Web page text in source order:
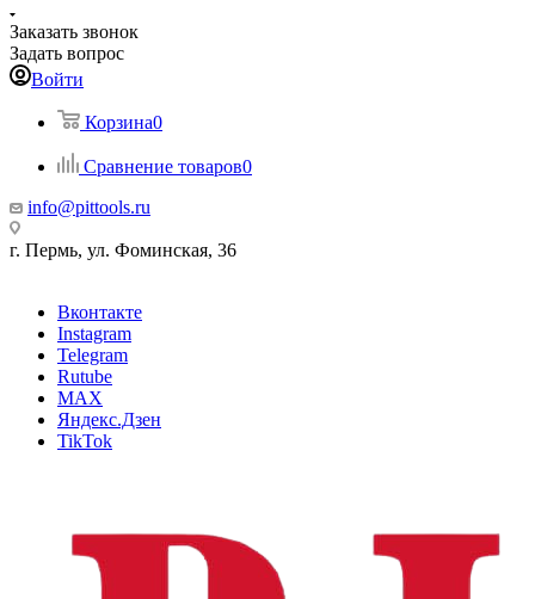
Заказать звонок
Задать вопрос
Войти
Корзина0
Сравнение товаров0
info@pittools.ru
г. Пермь, ул. Фоминская, 36
Вконтакте
Instagram
Telegram
Rutube
MAX
Яндекс.Дзен
TikTok